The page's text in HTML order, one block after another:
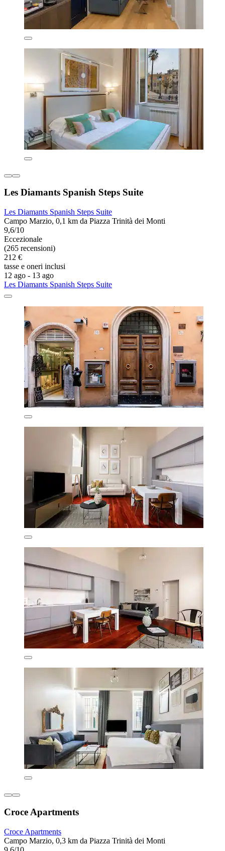
Les Diamants Spanish Steps Suite
Les Diamants Spanish Steps Suite
Campo Marzio, 0,1 km da Piazza Trinità dei Monti
9,6/10
Eccezionale
(265 recensioni)
212 €
tasse e oneri inclusi
12 ago - 13 ago
Les Diamants Spanish Steps Suite
Croce Apartments
Croce Apartments
Campo Marzio, 0,3 km da Piazza Trinità dei Monti